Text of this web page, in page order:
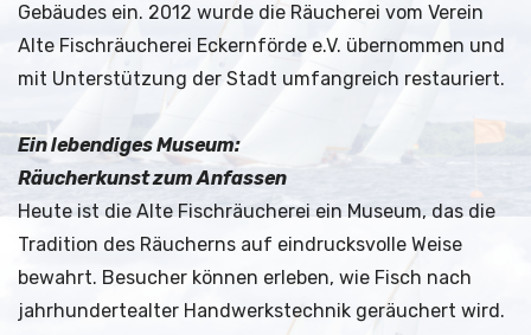
Gebäudes ein. 2012 wurde die Räucherei vom Verein
Alte Fischräucherei Eckernförde e.V. übernommen und
mit Unterstützung der Stadt umfangreich restauriert.
Ein lebendiges Museum:
Räucherkunst zum Anfassen
Heute ist die Alte Fischräucherei ein Museum, das die
Tradition des Räucherns auf eindrucksvolle Weise
bewahrt. Besucher können erleben, wie Fisch nach
jahrhundertealter Handwerkstechnik geräuchert wird.